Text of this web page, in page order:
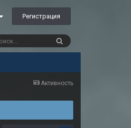
Регистрация
Активность